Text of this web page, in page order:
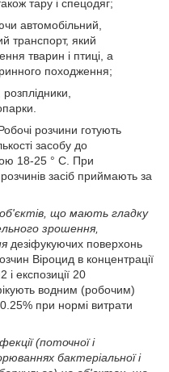
тару і спецодяг;
автомобільний,
транспорт, який
тварин і птиці, а
походження;
розплідники,
розчини готують
засобу до
18-25 ° С. При
засіб приймають за
об'єктів, що мають гладку
зрошення,
дезіфукуючих поверхонь
Віроцид в концентрації
2 і експозиції 20
водним (робочим)
при нормі витрати
(поточної і
бактеріальної і